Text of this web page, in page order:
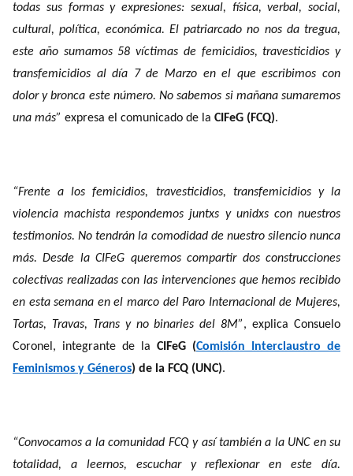
todas sus formas y expresiones: sexual, física, verbal, social,
cultural, política, económica. El patriarcado no nos da tregua,
este año sumamos 58 víctimas de femicidios, travesticidios y
transfemicidios al día 7 de Marzo en el que escribimos con
dolor y bronca este número. No sabemos si mañana sumaremos
una más” expresa el comunicado de la CIFeG (FCQ).
“Frente a los femicidios, travesticidios, transfemicidios y la
violencia machista respondemos juntxs y unidxs con nuestros
testimonios. No tendrán la comodidad de nuestro silencio nunca
más. Desde la CIFeG queremos compartir dos construcciones
colectivas realizadas con las intervenciones que hemos recibido
en esta semana en el marco del Paro Internacional de Mujeres,
Tortas, Travas, Trans y no binaries del 8M”, explica Consuelo
Coronel, integrante de la CIFeG (Comisión Interclaustro de
Feminismos y Géneros) de la FCQ (UNC).
“Convocamos a la comunidad FCQ y así también a la UNC en su
totalidad, a leernos, escuchar y reflexionar en este día.